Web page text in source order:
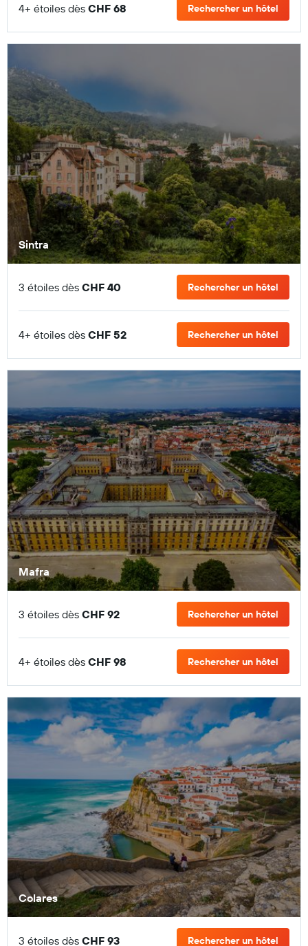
4+ étoiles dès CHF 68 Rechercher un hôtel
Sintra
3 étoiles dès CHF 40 Rechercher un hôtel
4+ étoiles dès CHF 52 Rechercher un hôtel
Mafra
3 étoiles dès CHF 92 Rechercher un hôtel
4+ étoiles dès CHF 98 Rechercher un hôtel
Colares
3 étoiles dès CHF 93 Rechercher un hôtel